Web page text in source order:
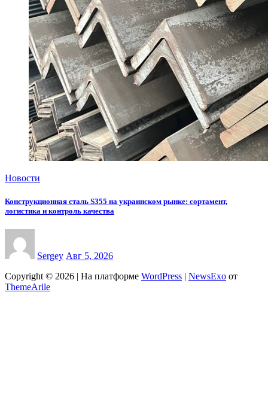
Новости
Конструкционная сталь S355 на украинском рынке: сортамент,
логистика и контроль качества
Sergey Авг 5, 2026
Copyright © 2026 | На платформе WordPress NewsExo от
ThemeArile